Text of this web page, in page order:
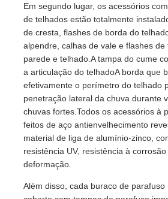
Em segundo lugar, os acessórios
de telhados estão totalmente
de cresta, flashes de borda do
alpendre, calhas de vale e flashes
parede e telhado.A tampa do cume
a articulação do telhadoA borda que
efetivamente o perímetro do telhado
penetração lateral da chuva durante
chuvas fortes.Todos os acessórios à
feitos de aço antienvelhecimento
material de liga de alumínio-zinco,
resistência UV, resistência à
deformação.
Além disso, cada buraco de parafuso